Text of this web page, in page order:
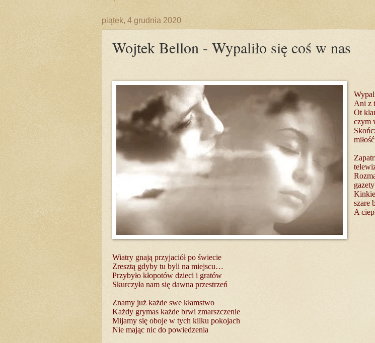
piątek, 4 grudnia 2020
Wojtek Bellon - Wypaliło się coś w nas
Ani z
Ot
czym
miłość
gazety
szare
A
Wiatry gnają przyjaciół po świecie
Zresztą gdyby tu byli na miejscu…
Przybyło kłopotów dzieci i gratów
Skurczyła nam się dawna przestrzeń
Znamy już każde swe kłamstwo
Każdy grymas każde brwi zmarszczenie
Mijamy się oboje w tych kilku pokojach
Nie mając nic do powiedzenia